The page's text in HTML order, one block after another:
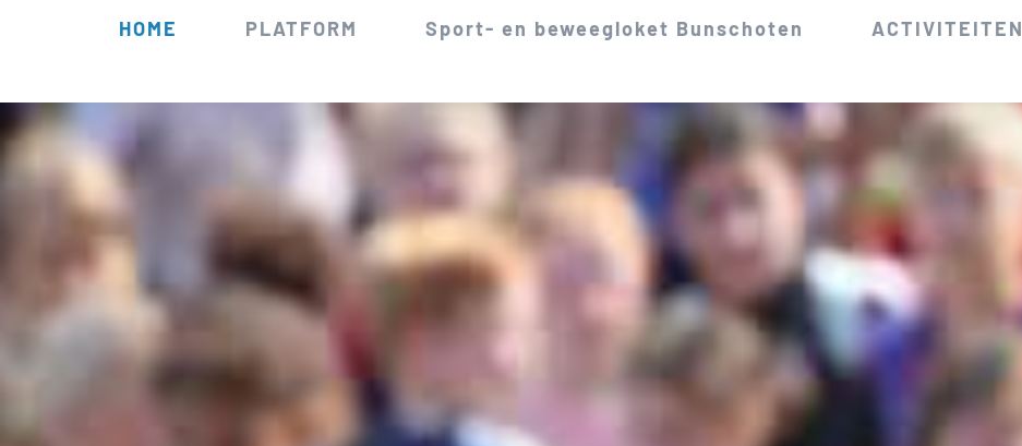
HOME PLATFORM Sport- en beweegloket Bunschoten ACTIVITEITEN